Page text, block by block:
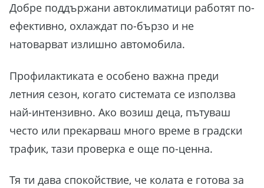
Добре поддържани автоклиматици работят по-
ефективно, охлаждат по-бързо и не
натоварват излишно автомобила.
Профилактиката е особено важна преди
летния сезон, когато системата се използва
най-интензивно. Ако возиш деца, пътуваш
често или прекарваш много време в градски
трафик, тази проверка е още по-ценна.
Тя ти дава спокойствие, че колата е готова за